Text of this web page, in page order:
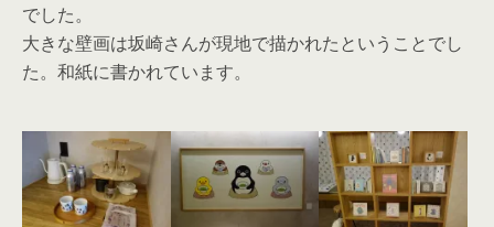
でした。
大きな壁画は坂崎さんが現地で描かれたということでし
た。和紙に書かれています。